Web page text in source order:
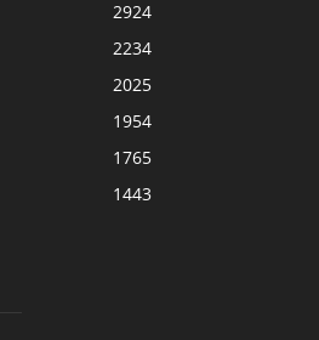
2924
2234
2025
1954
1765
1443